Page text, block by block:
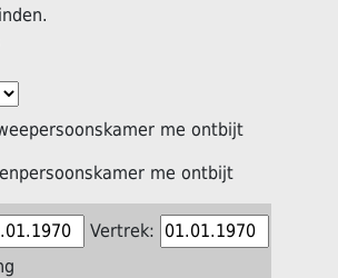
me ontbijt
me ontbijt
Vertrek: